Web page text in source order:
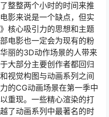
整整两个小时的时间来推
影来说是一个缺点，但实
核心吸引力的思想和主题
电影也一定会为现有的粉
丽的3D动作场景的人带来
大部分主要创作者都回归
视觉构图与动画系列之间
的CG动画场景在第一季中
重现。一些精心渲染的打
了动画系列中最著名的时